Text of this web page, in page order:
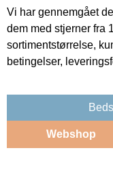
Vi har gennemgået
dem med stjerner fra
sortimentstørrelse,
betingelser,
Webshop